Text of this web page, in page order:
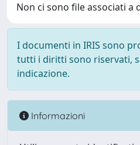
Non ci sono file associati a
I documenti in IRIS sono
tutti i diritti sono riservati,
indicazione.
Informazioni